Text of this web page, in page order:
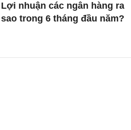
Lợi nhuận các ngân hàng ra
sao trong 6 tháng đầu năm?